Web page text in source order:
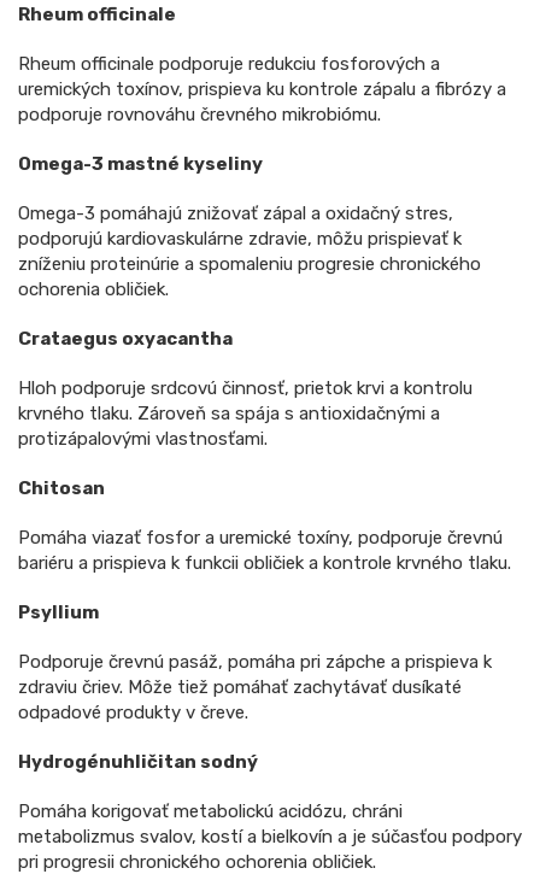
Rheum officinale
Rheum officinale podporuje redukciu fosforových a
uremických toxínov, prispieva ku kontrole zápalu a fibrózy a
podporuje rovnováhu črevného mikrobiómu.
Omega-3 mastné kyseliny
Omega-3 pomáhajú znižovať zápal a oxidačný stres,
podporujú kardiovaskulárne zdravie, môžu prispievať k
zníženiu proteinúrie a spomaleniu progresie chronického
ochorenia obličiek.
Crataegus oxyacantha
Hloh podporuje srdcovú činnosť, prietok krvi a kontrolu
krvného tlaku. Zároveň sa spája s antioxidačnými a
protizápalovými vlastnosťami.
Chitosan
Pomáha viazať fosfor a uremické toxíny, podporuje črevnú
bariéru a prispieva k funkcii obličiek a kontrole krvného tlaku.
Psyllium
Podporuje črevnú pasáž, pomáha pri zápche a prispieva k
zdraviu čriev. Môže tiež pomáhať zachytávať dusíkaté
odpadové produkty v čreve.
Hydrogénuhličitan sodný
Pomáha korigovať metabolickú acidózu, chráni
metabolizmus svalov, kostí a bielkovín a je súčasťou podpory
pri progresii chronického ochorenia obličiek.